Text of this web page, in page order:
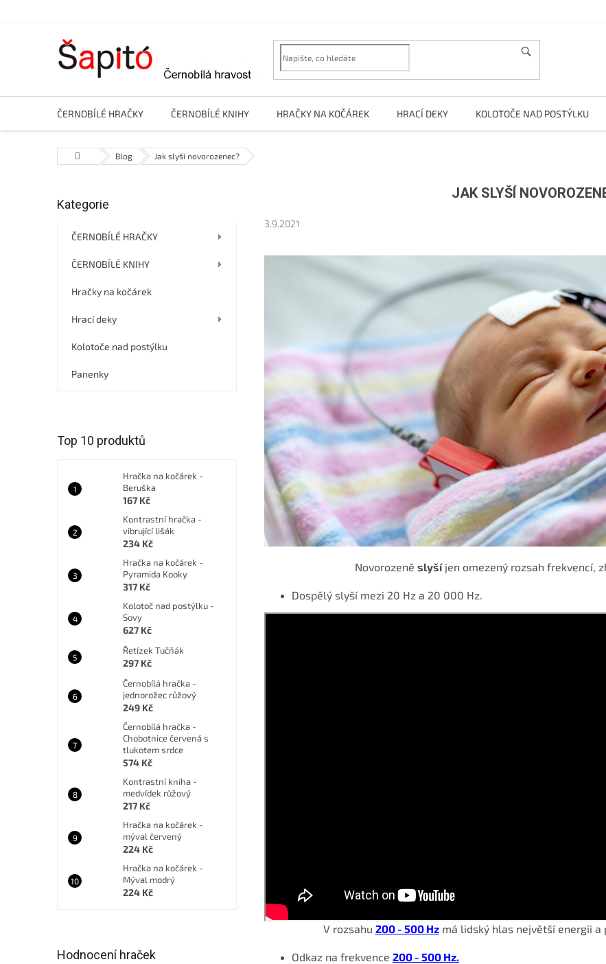
HLEDAT
ČERNOBÍLÉ HRAČKY ČERNOBÍLÉ KNIHY HRAČKY NA KOČÁREK HRACÍ DEKY KOLOTOČE NAD POSTÝLKU
Domů Blog Jak slyší novorozenec?
o
Přeskočit
Kategorie
ČERNOBÍLÉ HRAČKY
ČERNOBÍLÉ KNIHY
Hračky na kočárek
Hrací deky
Kolotoče nad postýlku
Panenky
Top 10 produktů
Hračka na kočárek -
Beruška
167 Kč
Kontrastní hračka -
vibrující lišák
234 Kč
Hračka na kočárek -
Pyramida Kooky
317 Kč
Kolotoč nad postýlku -
Sovy
627 Kč
Řetízek Tučňák
297 Kč
Černobílá hračka -
jednorožec růžový
249 Kč
Černobílá hračka -
Chobotnice červená s
tlukotem srdce
574 Kč
Kontrastní kniha -
medvídek růžový
217 Kč
Hračka na kočárek -
mýval červený
224 Kč
Hračka na kočárek -
Mýval modrý
224 Kč
Hodnocení hraček
JAK SLYŠÍ
3.9.2021
Novorozeně slyšíjen omezený rozsah frekvencí,
Dospělý slyší mezi 20 Hz a 20 000 Hz.
V rozsahu 200 - 500 Hzmá lidský hlas největší energii a
Odkaz na frekvence 200 - 500 Hz.